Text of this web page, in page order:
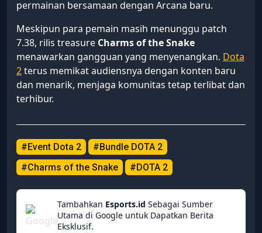
permainan bersamaan dengan Arcana baru.
Meskipun para pemain masih menunggu patch
7.38, rilis treasure Charms of the Snake
menawarkan gangguan yang menyenangkan. Dota
2terus memikat audiensnya dengan konten baru
dan menarik, menjaga komunitas tetap terlibat dan
terhibur.
#Event Dota 2
#Bundle DOTA 2
#Charms of the Snake
#DOTA 2
Tambahkan Esports.id Sebagai Sumber
Utama di Google untuk Dapatkan Berita
Eksklusif.